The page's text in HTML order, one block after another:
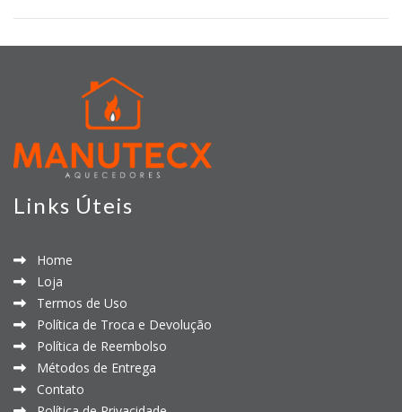
Links Úteis
Home
Loja
Termos de Uso
Política de Troca e Devolução
Política de Reembolso
Métodos de Entrega
Contato